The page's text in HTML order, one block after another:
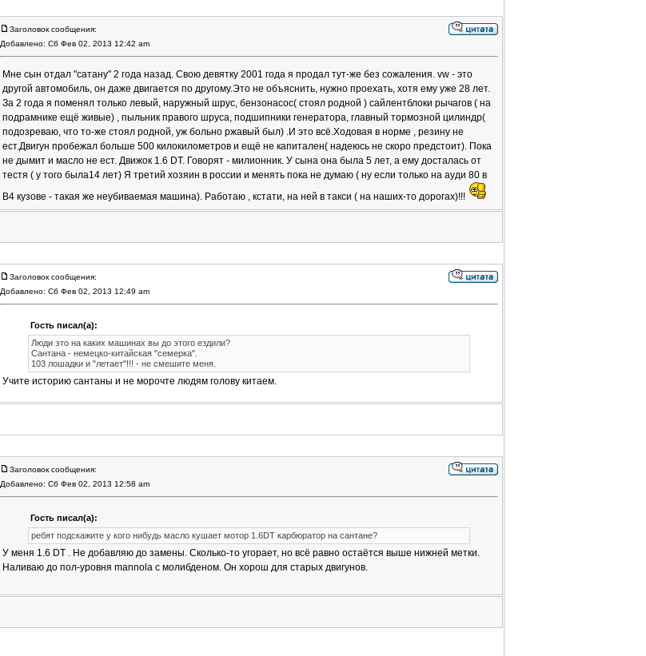
Заголовок сообщения:
Добавлено: Сб Фев 02, 2013 12:42 am
Мне сын отдал "сатану" 2 года назад. Свою девятку 2001 года я продал тут-же без сожаления. vw - это
другой автомобиль, он даже двигается по другому.Это не объяснить, нужно проехать, хотя ему уже 28 лет.
За 2 года я поменял только левый, наружный шрус, бензонасос( стоял родной ) сайлентблоки рычагов ( на
подрамнике ещё живые) , пыльник правого шруса, подшипники генератора, главный тормозной цилиндр(
подозреваю, что то-же стоял родной, уж больно ржавый был) .И это всё.Ходовая в норме , резину не
ест.Двигун пробежал больше 500 килокилометров и ещё не капитален( надеюсь не скоро предстоит). Пока
не дымит и масло не ест. Движок 1.6 DT. Говорят - милионник. У сына она была 5 лет, а ему досталась от
тестя ( у того была14 лет) Я третий хозяин в россии и менять пока не думаю ( ну если только на ауди 80 в
B4 кузове - такая же неубиваемая машина). Работаю , кстати, на ней в такси ( на наших-то дорогах)!!!
Заголовок сообщения:
Добавлено: Сб Фев 02, 2013 12:49 am
Гость писал(а):
Люди это на каких машинах вы до этого ездили?
Сантана - немецко-китайская "семерка".
103 лошадки и "летает"!!! - не смешите меня.
Учите историю сантаны и не морочте людям голову китаем.
Заголовок сообщения:
Добавлено: Сб Фев 02, 2013 12:58 am
Гость писал(а):
ребят подскажите у кого нибудь масло кушает мотор 1.6DT карбюратор на сантане?
У меня 1.6 DT . Не добавляю до замены. Сколько-то угорает, но всё равно остаётся выше нижней метки.
Наливаю до пол-уровня mannola с молибденом. Он хорош для старых двигунов.